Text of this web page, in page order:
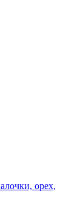
орех,